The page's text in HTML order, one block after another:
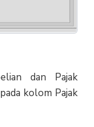
dan Pajak
kolom Pajak